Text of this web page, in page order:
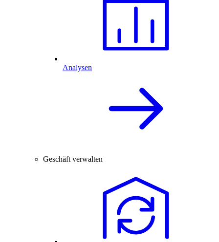
Analysen
Geschäft verwalten